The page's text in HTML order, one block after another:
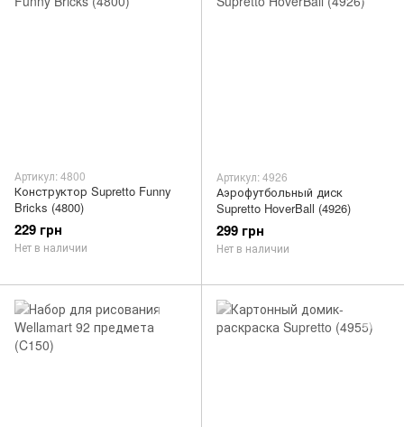
Артикул: 4800
Конструктор Supretto Funny
Bricks (4800)
229 грн
Нет в наличии
Артикул: 4926
Аэрофутбольный диск
Supretto HoverBall (4926)
299 грн
Нет в наличии